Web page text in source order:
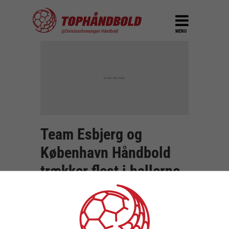
MENU
Team Esbjerg og
København Håndbold
trækker flest i hallerne
21. november 2016
Team Esbjerg og København Håndbold